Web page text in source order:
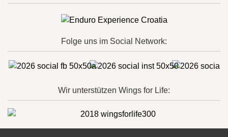
Folge uns im Social Network:
Wir unterstützen Wings for Life: